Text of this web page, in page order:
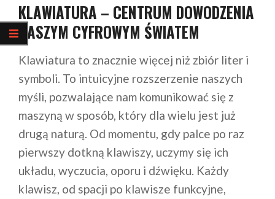
KLAWIATURA – CENTRUM DOWODZENIA
NASZYM CYFROWYM ŚWIATEM
Klawiatura to znacznie więcej niż zbiór liter i
symboli. To intuicyjne rozszerzenie naszych
myśli, pozwalające nam komunikować się z
maszyną w sposób, który dla wielu jest już
drugą naturą. Od momentu, gdy palce po raz
pierwszy dotkną klawiszy, uczymy się ich
układu, wyczucia, oporu i dźwięku. Każdy
klawisz, od spacji po klawisze funkcyjne,